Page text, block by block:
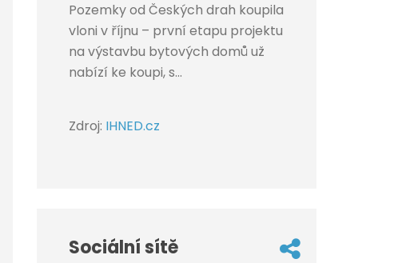
Pozemky od Českých drah koupila
vloni v říjnu – první etapu projektu
na výstavbu bytových domů už
nabízí ke koupi, s...
Zdroj: IHNED.cz
Sociální sítě